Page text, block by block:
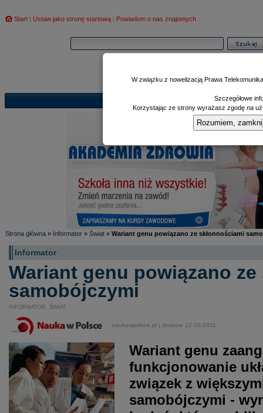
Start | Ustaw jako stronę startową | Powiadom o nas znajomych
Poczekalnia|
Strona główna » Informator » Świat » Wariant genu powiązano ze skłonnościami
Informator
Wariant genu powiązano
samobójczymi
INFORMATOR. ŚWIAT
naukawpolsce.pl | dodane 12-10-2011
Wariant genu
funkcjonowanie
związek z
samobójczymi -
W związku z nowelizacją Prawa
Szczegółowe
Korzystając ze strony wyrażasz zgodę na
Rozumiem,